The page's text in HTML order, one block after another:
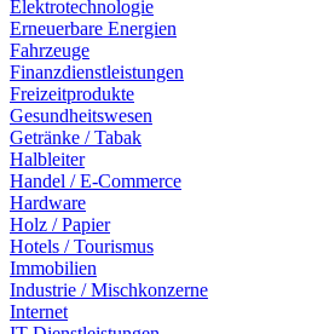
Elektrotechnologie
Erneuerbare Energien
Fahrzeuge
Finanzdienstleistungen
Freizeitprodukte
Gesundheitswesen
Getränke / Tabak
Halbleiter
Handel / E-Commerce
Hardware
Holz / Papier
Hotels / Tourismus
Immobilien
Industrie / Mischkonzerne
Internet